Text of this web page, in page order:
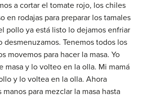
a cortar el tomate rojo, los chiles
en rodajas para preparar los tamales
pollo ya está listo lo dejamos enfriar
desmenuzamos. Tenemos todos los
movemos para hacer la masa. Yo
masa y lo volteo en la olla. Mi mamá
y lo voltea en la olla. Ahora
para mezclar la masa hasta